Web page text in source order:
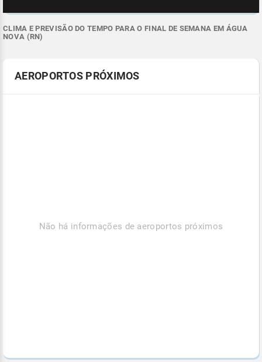
CLIMA E PREVISÃO DO TEMPO PARA O FINAL DE SEMANA EM ÁGUA
NOVA (RN)
AEROPORTOS PRÓXIMOS
Não há informações de aeroportos próximos